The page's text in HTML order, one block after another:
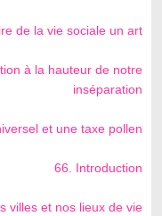
de la vie sociale un art
à la hauteur de notre
inséparation
et une taxe pollen
66. Introduction
villes et nos lieux de vie